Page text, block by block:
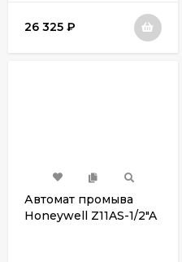
26 325 ₽
Автомат промыва
Honeywell Z11AS-1/2"A